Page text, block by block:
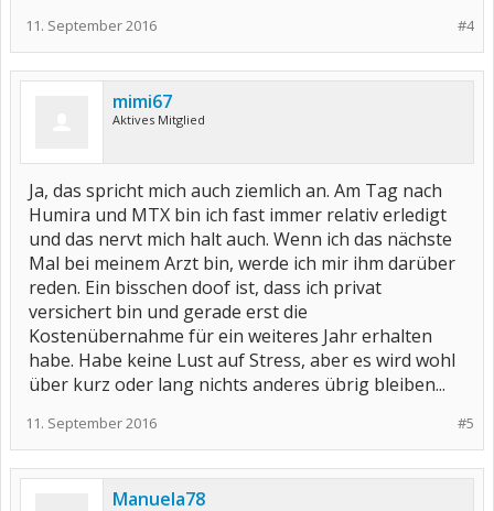
#4
11. September 2016
mimi67
Aktives Mitglied
Ja, das spricht mich auch ziemlich an. Am Tag nach
Humira und MTX bin ich fast immer relativ erledigt
und das nervt mich halt auch. Wenn ich das nächste
Mal bei meinem Arzt bin, werde ich mir ihm darüber
reden. Ein bisschen doof ist, dass ich privat
versichert bin und gerade erst die
Kostenübernahme für ein weiteres Jahr erhalten
habe. Habe keine Lust auf Stress, aber es wird wohl
über kurz oder lang nichts anderes übrig bleiben...
#5
11. September 2016
Manuela78